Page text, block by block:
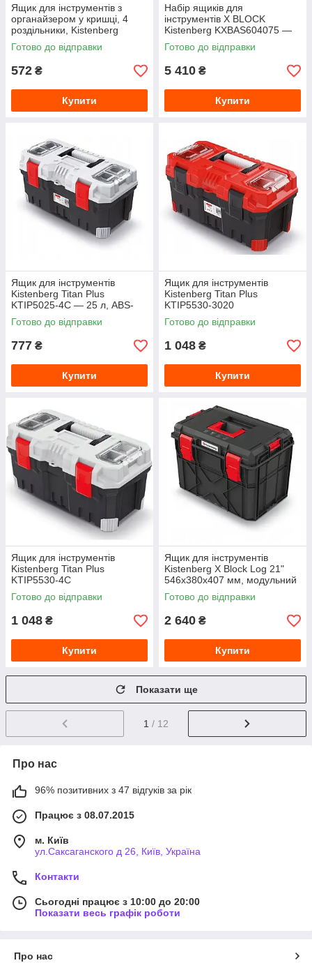
Ящик для інструментів з
органайзером у кришці, 4
роздільники, Kistenberg
HEAVY KHV40S-S411
Готово до відправки
572 ₴
Купити
Набір ящиків для
інструментів X BLOCK
Kistenberg KXBAS604075 —
мобільний модульний кейс
на колесах, 546×380×685 мм,
Готово до відправки
5 410 ₴
Купити
Ящик для інструментів
Kistenberg Titan Plus
KTIP5025-4C — 25 л, ABS-
замки, органайзери в кришці
Готово до відправки
777 ₴
Купити
Ящик для інструментів
Kistenberg Titan Plus
KTIP5530-3020
Готово до відправки
1 048 ₴
Купити
Ящик для інструментів
Kistenberg Titan Plus
KTIP5530-4C
Готово до відправки
1 048 ₴
Купити
Ящик для інструментів
Kistenberg X Block Log 21"
546х380х407 мм, модульний
кейс для інструментів
Готово до відправки
2 640 ₴
Купити
Показати ще
1 / 12
Про нас
96% позитивних з 47 відгуків за рік
Працює з 08.07.2015
м. Київ
ул.Саксаганского д 26, Київ, Україна
Контакти
Сьогодні працює з 10:00 до 20:00
Показати весь графік роботи
Про нас